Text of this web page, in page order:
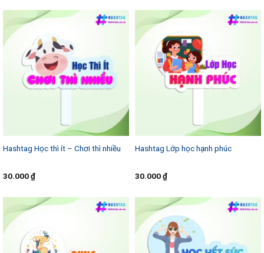
Hashtag Học thì ít – Chơi thì nhiều
30.000₫
Hashtag Lớp học hạnh phúc
30.000₫